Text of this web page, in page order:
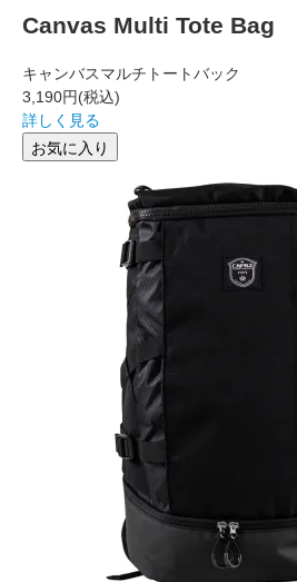
Canvas Multi Tote Bag
キャンバスマルチトートバック
3,190円(税込)
詳しく見る
お気に入り